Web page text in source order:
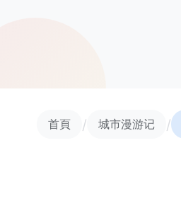
首頁 / 城市漫游记 /